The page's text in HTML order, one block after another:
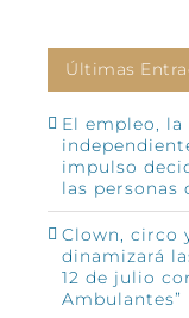
Últimas
El empleo, la
impulso
las personas
Clown, circo
dinamizará
12 de julio
Ambulantes”